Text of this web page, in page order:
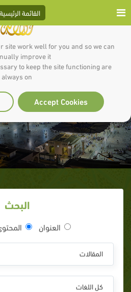
site work well for you and so we can
improve it.
to keep the site functioning are
always on
Accept Cookies
القائمة الرئيسية
علامات
البحث
العنوان
المقالات
كل اللغات